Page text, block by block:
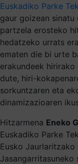
Euskadiko Parke
gaur goizean sinatu
partzela erosteko
hedatzeko urrats
ematen die bi urte
erakundeek
dute, hiri-
sorkuntzaren eta
dinamizazioaren
Hitzarmena Eneko
Euskadiko Parke
Eusko
Jasangarritasuneko